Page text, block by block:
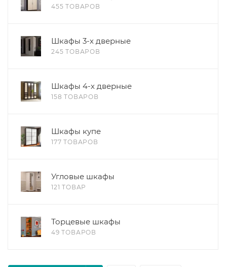
455 ТОВАРОВ
Шкафы 3-х дверные
245 ТОВАРОВ
Шкафы 4-х дверные
158 ТОВАРОВ
Шкафы купе
177 ТОВАРОВ
Угловые шкафы
121 ТОВАР
Торцевые шкафы
49 ТОВАРОВ